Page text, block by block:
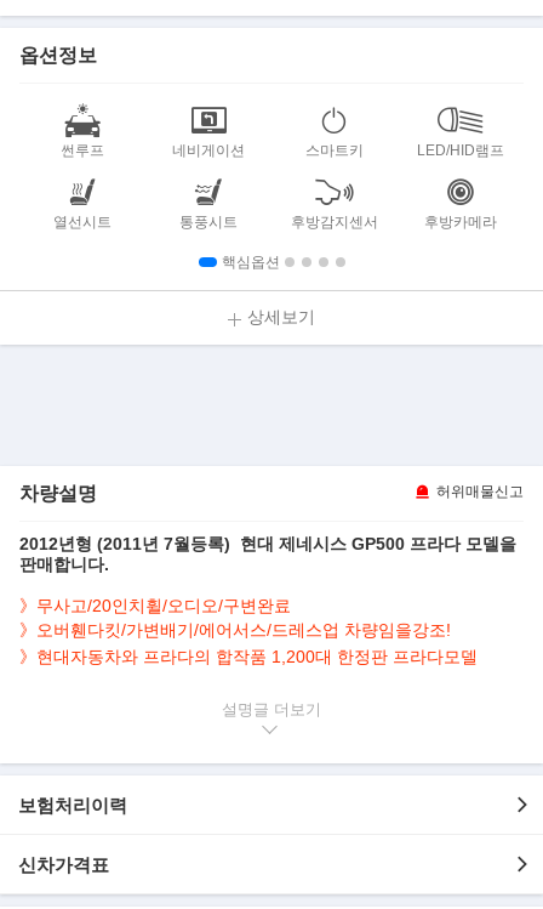
옵션정보
썬루프 네비게이션 스마트키 LED/HID램프
열선시트 통풍시트 후방감지센서 후방카메라
핵심옵션
상세보기
차량설명 허위매물신고
2012년형 (2011년 7월등록)
현대 제네시스 GP500 프라다 모델을
판매합니다.
》무사고/20인치휠/오디오/구변완료
》오버휀다킷/가변배기/에어서스/드레스업 차량임을강조!
》현대자동차와 프라다의 합작품 1,200대 한정판 프라다모델
- 가격절충 가능
- 합리적인 가격에 판매
- 성능테스트 후 경정비 완료 차량
- 외관 매우 깔끔하며, 실내 및 엔진룸 크리링 완료
설명글
보험처리이력
신차가격표